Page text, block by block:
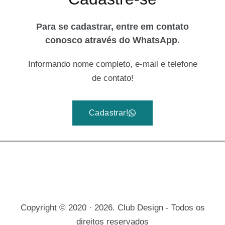
Para se cadastrar, entre em contato
conosco através do WhatsApp.
Informando nome completo, e-mail e telefone
de contato!
Cadastrar!
Copyright © 2020 · 2026. Club Design - Todos os
direitos reservados